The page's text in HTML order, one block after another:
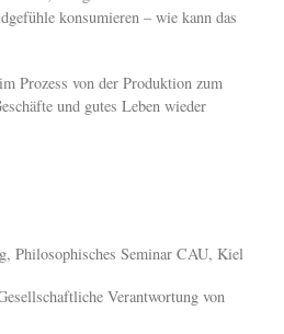
konsumieren – wie kann das
Prozess von der Produktion zum
und gutes Leben wieder
Philosophisches Seminar CAU, Kiel
Verantwortung von